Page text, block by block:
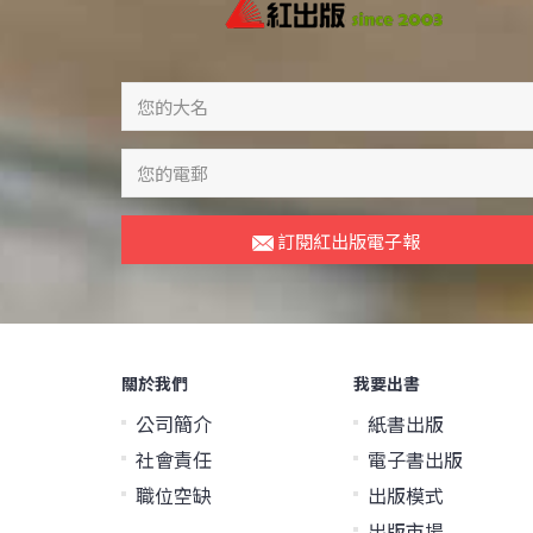
訂閱紅出版電子報
關於我們
公司簡介
社會責任
職位空缺
我要出書
紙書出版
電子書出版
出版模式